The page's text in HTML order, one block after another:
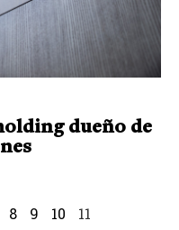
dueño de
8 9 10 11